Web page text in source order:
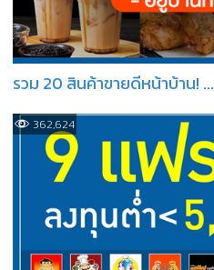
รวม 20 สินค้าขายดีหน้าบ้าน! ...
362,624